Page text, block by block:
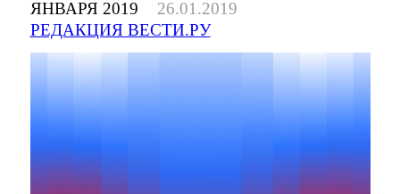
ЯНВАРЯ 2019
26.01.2019
РЕДАКЦИЯ ВЕСТИ.РУ